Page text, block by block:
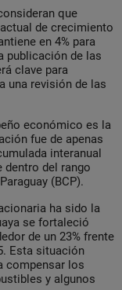
que
de crecimiento
en 4% para
publicación de las
clave para
una revisión de las
económico es la
fue de apenas
interanual
dentro del rango
(BCP).
ha sido la
se fortaleció
de un 23% frente
Esta situación
compensar los
y algunos